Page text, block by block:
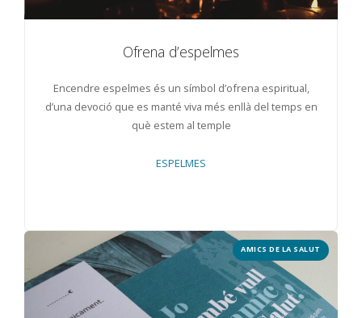
Ofrena d’espelmes
Encendre espelmes és un símbol d’ofrena espiritual,
d’una devoció que es manté viva més enllà del temps en
què estem al temple
ESPELMES
AMICS DE LA SALUT